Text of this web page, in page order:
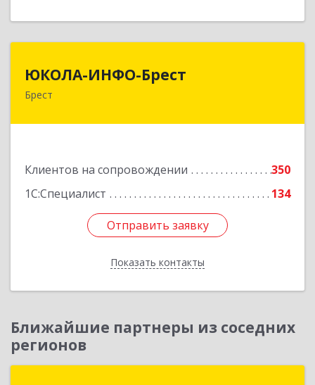
ЮКОЛА-ИНФО-Брест
Брест
Клиентов на сопровождении
350
1С:Специалист
134
Отправить заявку
Показать контакты
224023 г. Брест, ул. Московская, 275А, 5 этаж
Отправить заявку
Назад
Ближайшие партнеры из соседних
регионов